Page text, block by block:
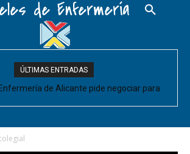
de Enfermería
ÚLTIMAS ENTRADAS
de Alicante pide negociar para
y CESM-CV